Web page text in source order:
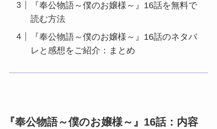
『奉公物語～僕のお嬢様～』16話を無料で
読む方法
『奉公物語～僕のお嬢様～』16話のネタバ
レと感想をご紹介：まとめ
『奉公物語～僕のお嬢様～』16話：内容